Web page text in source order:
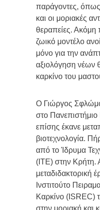
παράγοντες,
και οι μοριακές
θεραπείες. Ακόμη
ζωικό μοντέλο
μόνο για την
αξιολόγηση νέων
καρκίνο του
Ο Γιώργος
στο
επίσης έκανε
βιοτεχνολογία.
από το Ίδρυμα
(ΙΤΕ) στην Κρήτη.
μεταδιδακτορική
Ινστιτούτο
Καρκίνο (ISREC)
στην μοριακή και